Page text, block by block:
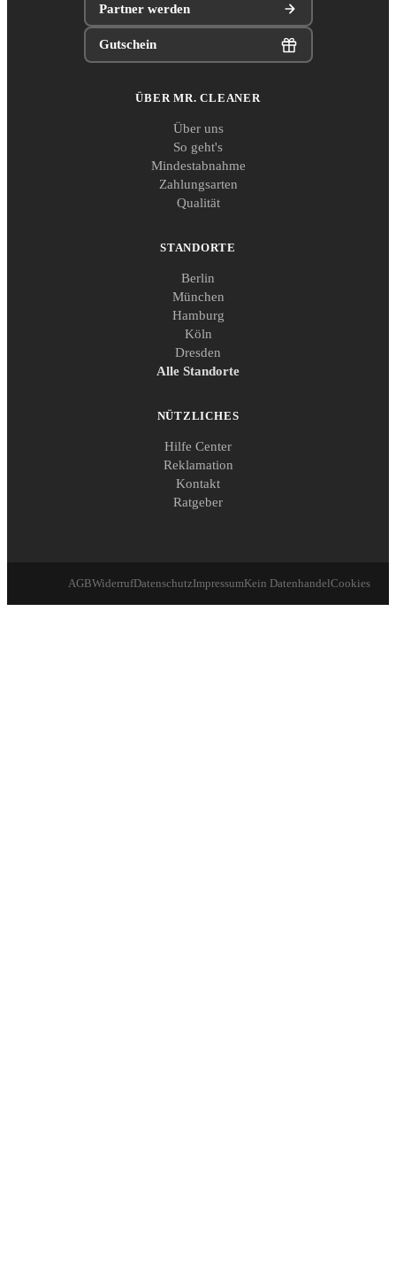
Partner werden
Gutschein
ÜBER MR. CLEANER
Über uns
So geht's
Mindestabnahme
Zahlungsarten
Qualität
STANDORTE
Berlin
München
Hamburg
Köln
Dresden
Alle Standorte
NÜTZLICHES
Hilfe Center
Reklamation
Kontakt
Ratgeber
AGBWiderrufDatenschutzImpressumKein DatenhandelCookies